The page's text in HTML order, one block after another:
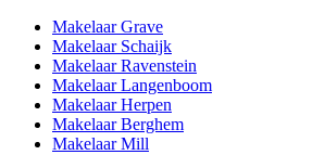
Makelaar Grave
Makelaar Schaijk
Makelaar Ravenstein
Makelaar Langenboom
Makelaar Herpen
Makelaar Berghem
Makelaar Mill